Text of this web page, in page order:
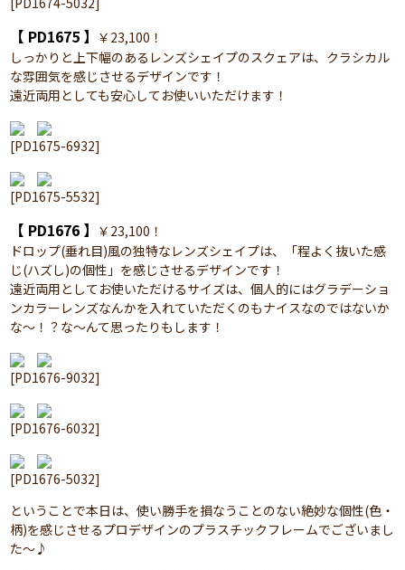
【 PD1675 】 ￥23,100！
しっかりと上下幅のあるレンズシェイプのスクェアは、クラシカル
な雰囲気を感じさせるデザインです！
遠近両用としても安心してお使いいただけます！
[PD1675-6932]
[PD1675-5532]
【 PD1676 】 ￥23,100！
ドロップ(垂れ目)風の独特なレンズシェイプは、「程よく抜いた感
じ(ハズし)の個性」を感じさせるデザインです！
遠近両用としてお使いただけるサイズは、個人的にはグラデーショ
ンカラーレンズなんかを入れていただくのもナイスなのではないか
な～！？な～んて思ったりもします！
[PD1676-9032]
[PD1676-6032]
[PD1676-5032]
ということで本日は、使い勝手を損なうことのない絶妙な個性(色・
柄)を感じさせるプロデザインのプラスチックフレームでございまし
た～♪